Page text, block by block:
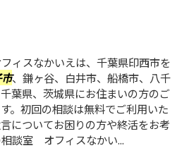
ィスなかいえは、千葉県印西市を
、鎌ヶ谷、白井市、船橋市、八千
葉県、茨城県にお住まいの方のご
。初回の相談は無料でご利用いた
についてお困りの方や終活をお考
談室 オフィスなかい...